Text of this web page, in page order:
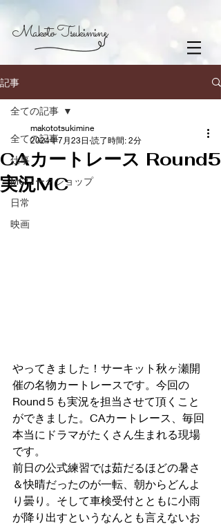
Makoto Tsukimine
記事
全ての記事
仕事
MCワークショップ
日常
映画
全ての記事
CAカートレース Round5
実況MC
makototsukimine
2024年7月23日 読了時間: 2分
やってきました！サーキット秋ヶ瀬開
催の名物カートレースです。今回の
Round５も実況を担当させて頂くこと
ができました。CAカートレース、毎回
本当にドラマがたくさん生まれる現場
です。
前日の公式練習では茹だるほどの暑さ
＆快晴だったのが一転、朝からどんよ
り曇り。そして車検受付とともに小雨
が降り出すというなんとも言えないお